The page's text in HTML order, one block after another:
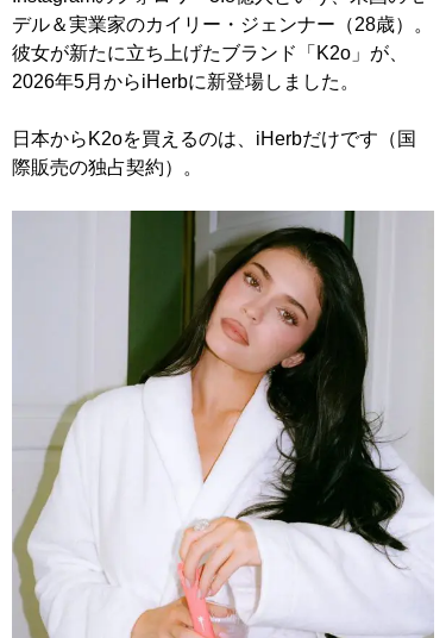
デル＆実業家のカイリー・ジェンナー（28歳）。
彼女が新たに立ち上げたブランド「K2o」が、
2026年5月からiHerbに新登場しました。
日本からK2oを買えるのは、iHerbだけです（国
際販売の独占契約）。